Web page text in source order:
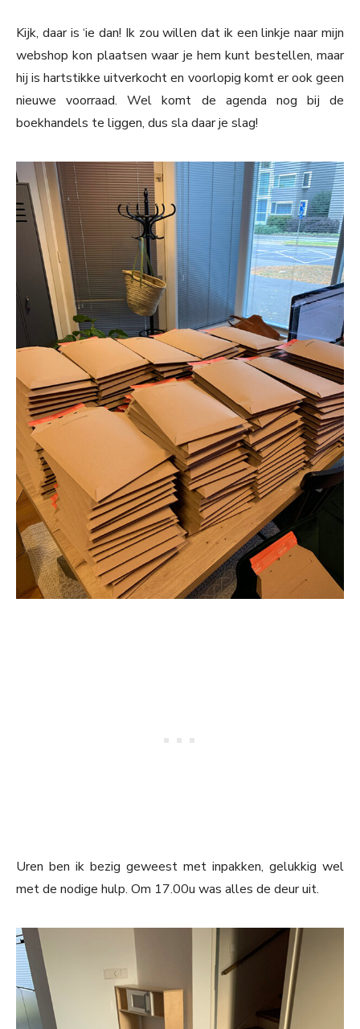
Kijk, daar is ‘ie dan! Ik zou willen dat ik een linkje naar mijn
webshop kon plaatsen waar je hem kunt bestellen, maar
hij is hartstikke uitverkocht en voorlopig komt er ook geen
nieuwe voorraad. Wel komt de agenda nog bij de
boekhandels te liggen, dus sla daar je slag!
Uren ben ik bezig geweest met inpakken, gelukkig wel
met de nodige hulp. Om 17.00u was alles de deur uit.